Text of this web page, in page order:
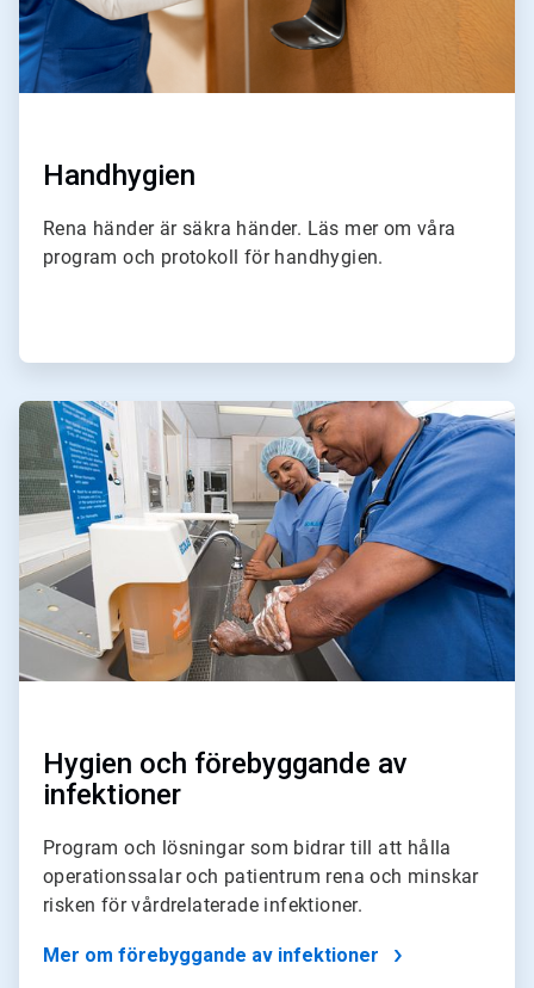
Handhygien
Rena händer är säkra händer. Läs mer om våra
program och protokoll för handhygien.
ArticleTile
2
för
4
Hygien och förebyggande av
infektioner
Program och lösningar som bidrar till att hålla
operationssalar och patientrum rena och minskar
risken för vårdrelaterade infektioner.
Mer om förebyggande av infektioner